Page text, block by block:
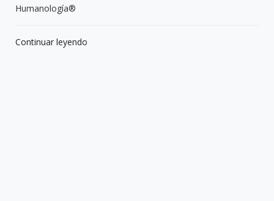
Humanología®
Continuar leyendo